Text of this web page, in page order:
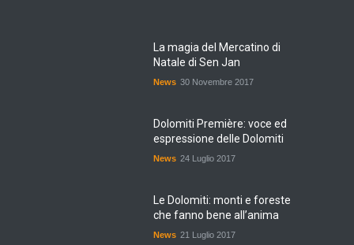
La magia del Mercatino di
Natale di Sen Jan
News 30 Novembre 2017
Dolomiti Première: voce ed
espressione delle Dolomiti
News 24 Luglio 2017
Le Dolomiti: monti e foreste
che fanno bene all’anima
News 21 Luglio 2017